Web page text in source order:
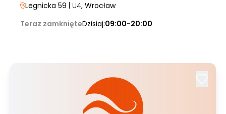
Legnicka 59 | U4, Wrocław
Teraz zamknięteDzisiaj:09:00-20:00